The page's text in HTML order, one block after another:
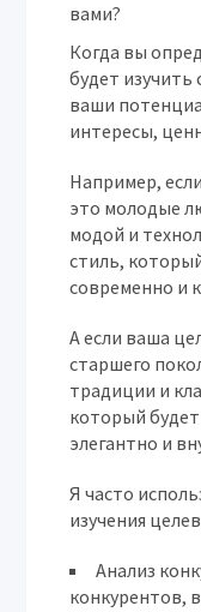
вами?
Когда вы
будет
ваши
интересы,
Например,
это молодые
модой и
стиль,
современно и
А если ваша
старшего
традиции и
который
элегантно и
Я часто
изучения
Анализ
конкурентов,